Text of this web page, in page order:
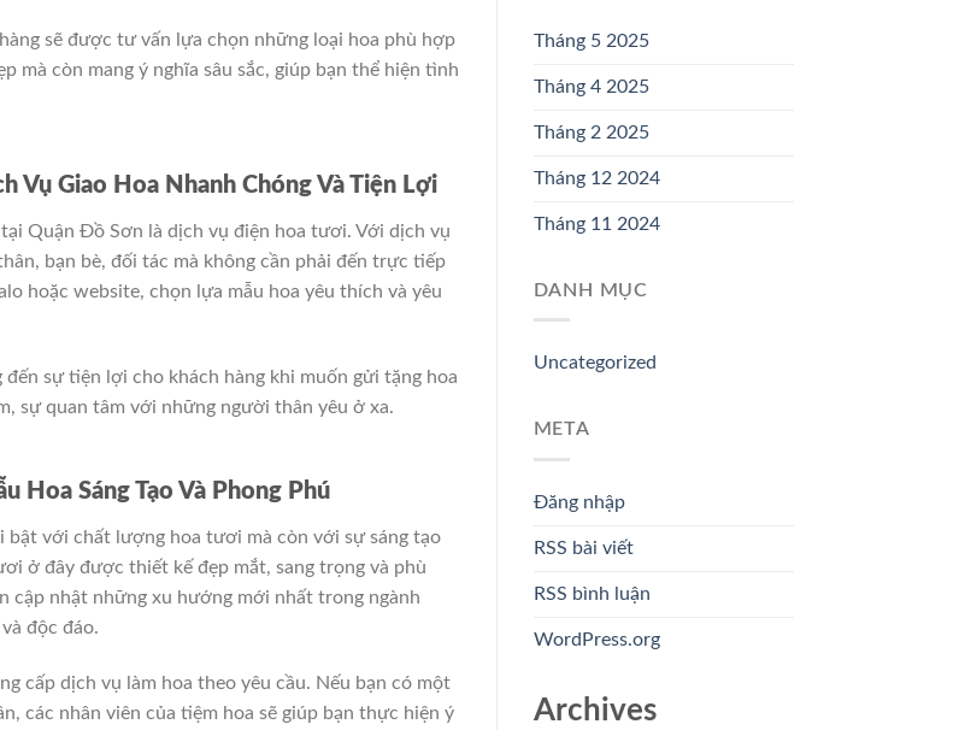
sẽ được tư vấn lựa chọn những loại hoa phù hợp
mà còn mang ý nghĩa sâu sắc, giúp bạn thể hiện tình
Vụ Giao Hoa Nhanh Chóng Và Tiện Lợi
Quận Đồ Sơn là dịch vụ điện hoa tươi. Với dịch vụ
bạn bè, đối tác mà không cần phải đến trực tiếp
hoặc website, chọn lựa mẫu hoa yêu thích và yêu
sự tiện lợi cho khách hàng khi muốn gửi tặng hoa
sự quan tâm với những người thân yêu ở xa.
Hoa Sáng Tạo Và Phong Phú
với chất lượng hoa tươi mà còn với sự sáng tạo
ở đây được thiết kế đẹp mắt, sang trọng và phù
cập nhật những xu hướng mới nhất trong ngành
độc đáo.
cấp dịch vụ làm hoa theo yêu cầu. Nếu bạn có một
các nhân viên của tiệm hoa sẽ giúp bạn thực hiện ý
Tháng 5 2025
Tháng 4 2025
Tháng 2 2025
Tháng 12 2024
Tháng 11 2024
DANH MỤC
Uncategorized
META
Đăng nhập
RSS bài viết
RSS bình luận
WordPress.org
Archives